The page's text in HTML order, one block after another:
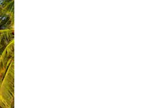
o dedo na tela.